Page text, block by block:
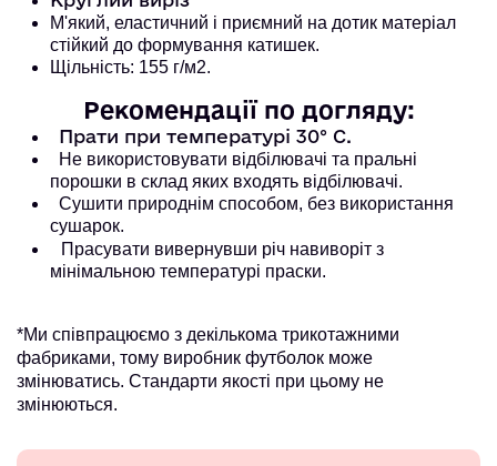
М'який, еластичний і приємний на дотик матеріал
стійкий до формування катишек.
Щільність: 155 г/м2.
Рекомендації по догляду:
Прати при температурі 30° С.
Не використовувати відбілювачі та пральні
порошки в склад яких входять відбілювачі.
Сушити природнім способом, без використання
сушарок.
Прасувати вивернувши річ навиворіт з
мінімальною температурі праски.
*Ми співпрацюємо з декількома трикотажними
фабриками, тому виробник футболок може
змінюватись. Стандарти якості при цьому не
змінюються.